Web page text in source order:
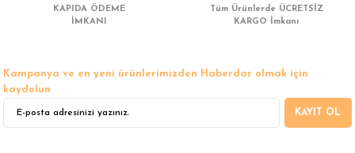
Ürün bilgilerinde hatalar bulunuyor.
KAPIDA ÖDEME
İMKANI
Tüm Ürünlerde ÜCRETSİZ
KARGO İmkanı
Kampanya ve en yeni ürünlerimizden Haberdar olmak için
kaydolun
KAYIT OL